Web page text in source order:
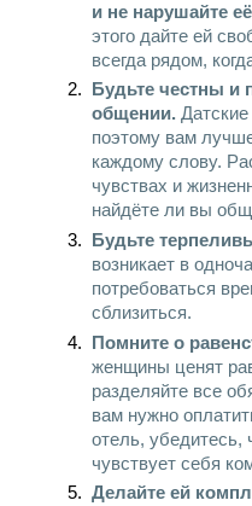
и не нарушайте
этого дайте ей
всегда рядом,
Будьте честны
общении.
поэтому вам
каждому слову.
чувствах и
найдёте ли вы
Будьте
возникает в
потребоваться
сблизиться.
Помните о
женщины ценят
разделяйте все
вам нужно
отель, убедитесь,
чувствует себя
Делайте ей